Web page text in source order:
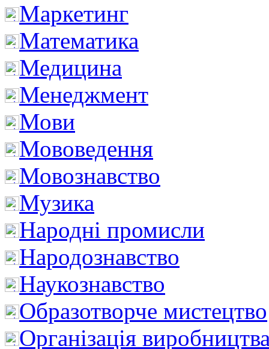
Маркетинг
Математика
Медицина
Менеджмент
Мови
Мововедення
Мовознавство
Музика
Народні промисли
Народознавство
Наукознавство
Образотворче мистецтво
Організація